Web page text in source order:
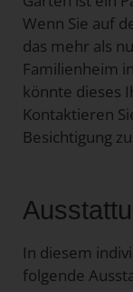
Wenn Sie auf
das mehr als
Familienheim
könnte dieses
Kontaktieren
Besichtigung
In diesem
folgende